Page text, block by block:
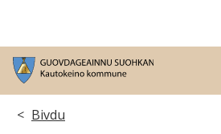
G
u
DonBivdu